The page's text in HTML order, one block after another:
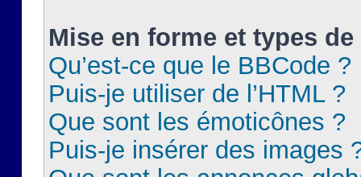
Mise en forme et types
Qu’est-ce que le BBCode ?
Puis-je utiliser de l’HTML ?
Que sont les émoticônes ?
Puis-je insérer des images